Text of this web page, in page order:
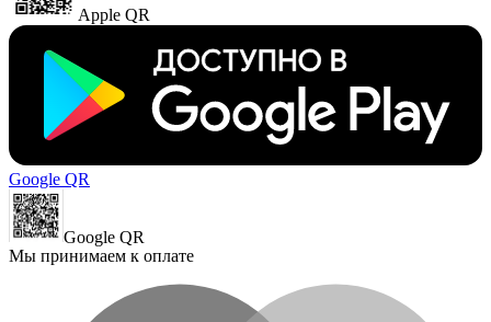
Apple QR
Google QR
Google QR
Мы принимаем к оплате